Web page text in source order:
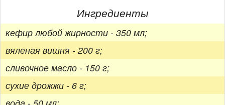
Ингредиенты
кефир любой жирности - 350 мл;
вяленая вишня - 200 г;
сливочное масло - 150 г;
сухие дрожжи - 6 г;